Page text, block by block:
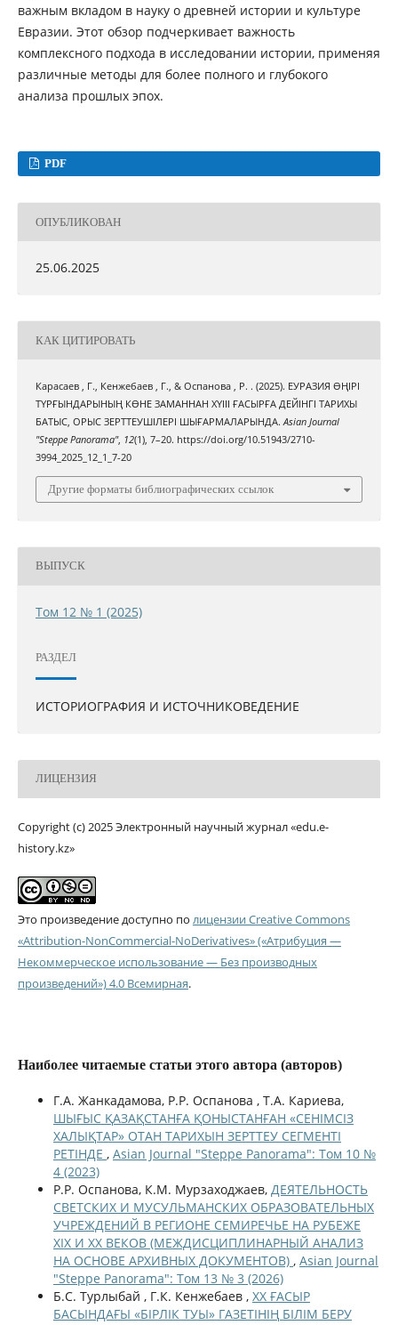
важным вкладом в науку о древней истории и культуре
Евразии. Этот обзор подчеркивает важность
комплексного подхода в исследовании истории, применяя
различные методы для более полного и глубокого
анализа прошлых эпох.
PDF
ОПУБЛИКОВАН
25.06.2025
КАК ЦИТИРОВАТЬ
Карасаев , Г., Кенжебаев , Г., & Оспанова , Р. . (2025). ЕУРАЗИЯ ӨҢІРІ
ТҮРҒЫНДАРЫНЫҢ КӨНЕ ЗАМАННАН ХҮІІІ ҒАСЫРҒА ДЕЙІНГІ ТАРИХЫ
БАТЫС, ОРЫС ЗЕРТТЕУШІЛЕРІ ШЫҒАРМАЛАРЫНДА.Asian Journal
"Steppe Panorama", 12(1), 7–20. https://doi.org/10.51943/2710-
3994_2025_12_1_7-20
Другие форматы библиографических ссылок
ВЫПУСК
Том 12 № 1 (2025)
РАЗДЕЛ
ИСТОРИОГРАФИЯ И ИСТОЧНИКОВЕДЕНИЕ
ЛИЦЕНЗИЯ
Copyright (c) 2025 Электронный научный журнал «edu.e-
history.kz»
Это произведение доступно по лицензии Creative Commons
«Attribution-NonCommercial-NoDerivatives» («Атрибуция —
Некоммерческое использование — Без производных
произведений») 4.0 Всемирная.
Наиболее читаемые статьи этого автора (авторов)
Г.A. Жанкадамова, Р.Р. Оспанова , Т.А. Кариева,
ШЫҒЫС ҚАЗАҚСТАНҒА ҚОНЫСТАНҒАН «СЕНІМСІЗ
ХАЛЫҚТАР» ОТАН ТАРИХЫН ЗЕРТТЕУ СЕГМЕНТІ
РЕТІНДЕ , Asian Journal "Steppe Panorama": Том 10 №
4 (2023)
Р.Р. Оспанова, К.М. Мурзаходжаев, ДЕЯТЕЛЬНОСТЬ
СВЕТСКИХ И МУСУЛЬМАНСКИХ ОБРАЗОВАТЕЛЬНЫХ
УЧРЕЖДЕНИЙ В РЕГИОНЕ СЕМИРЕЧЬЕ НА РУБЕЖЕ
XIX И XX ВЕКОВ (МЕЖДИСЦИПЛИНАРНЫЙ АНАЛИЗ
НА ОСНОВЕ АРХИВНЫХ ДОКУМЕНТОВ) , Asian Journal
"Steppe Panorama": Том 13 № 3 (2026)
Б.С. Турлыбай , Г.К. Кенжебаев , ХХ ҒАСЫР
БАСЫНДАҒЫ «БІРЛІК ТУЫ» ГАЗЕТІНІҢ БІЛІМ БЕРУ